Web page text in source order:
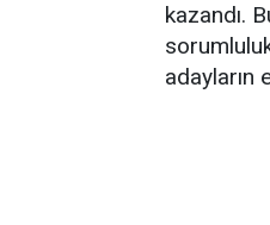
kazandı.
adayların